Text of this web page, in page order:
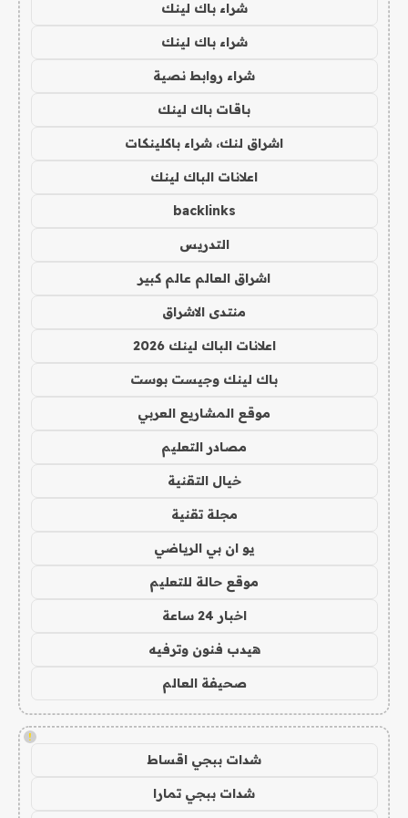
شراء باك لينك
شراء باك لينك
شراء روابط نصية
باقات باك لينك
اشراق لنك، شراء باكلينكات
اعلانات الباك لينك
backlinks
التدريس
اشراق العالم عالم كبير
منتدى الاشراق
اعلانات الباك لينك 2026
باك لينك وجيست بوست
موقع المشاريع العربي
مصادر التعليم
خيال التقنية
مجلة تقنية
يو ان بي الرياضي
موقع حالة للتعليم
اخبار 24 ساعة
هيدب فنون وترفيه
صحيفة العالم
!
شدات ببجي اقساط
شدات ببجي تمارا